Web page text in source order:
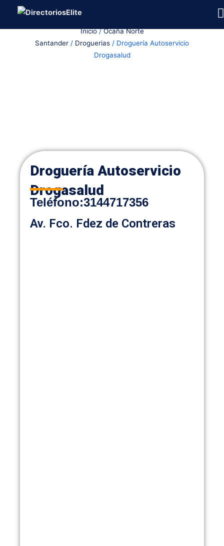
Inicio/Ocaña Norte
Santander / Droguerias / Droguería Autoservicio
Drogasalud
Droguería Autoservicio
Drogasalud
Teléfono:3144717356
Av. Fco. Fdez de Contreras